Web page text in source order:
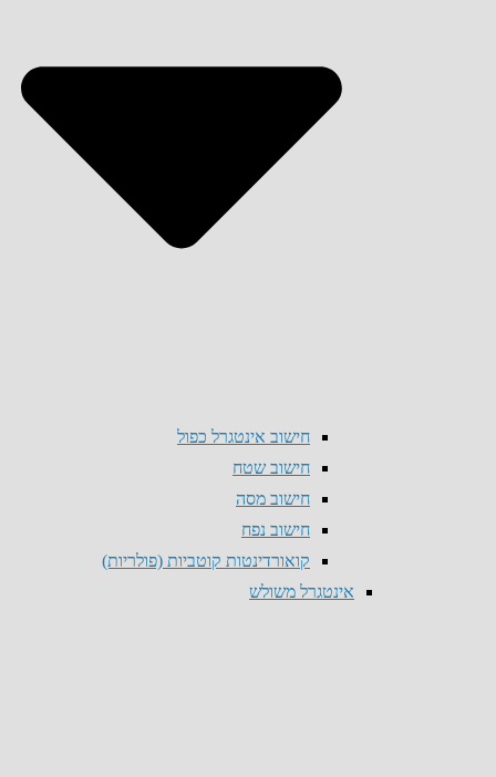
חישוב אינטגרל כפול
חישוב שטח
חישוב מסה
חישוב נפח
קואורדינטות קוטביות (פולריות)
אינטגרל משולש